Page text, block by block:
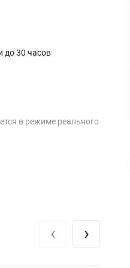
до 30 часов
в режиме реального
‹ ›